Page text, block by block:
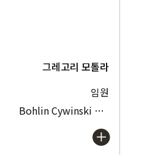
그레고리 모톨라
임원
Bohlin Cywinski Jackson